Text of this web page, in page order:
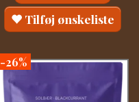
Tilføj ønskeliste
-26%